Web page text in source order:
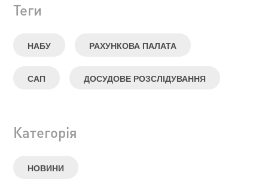
Теги
НАБУ РАХУНКОВА ПАЛАТА
САП ДОСУДОВЕ РОЗСЛІДУВАННЯ
Категорія
НОВИНИ